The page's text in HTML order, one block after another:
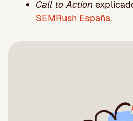
Call to Action
SEMRush España.